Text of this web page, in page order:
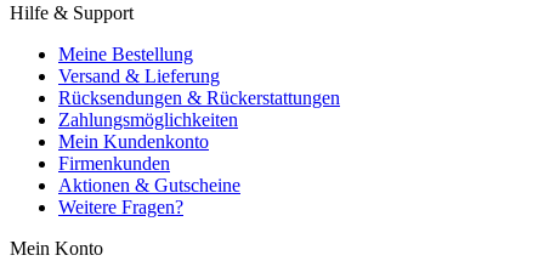
Hilfe & Support
Meine Bestellung
Versand & Lieferung
Rücksendungen & Rückerstattungen
Zahlungsmöglichkeiten
Mein Kundenkonto
Firmenkunden
Aktionen & Gutscheine
Weitere Fragen?
Mein Konto